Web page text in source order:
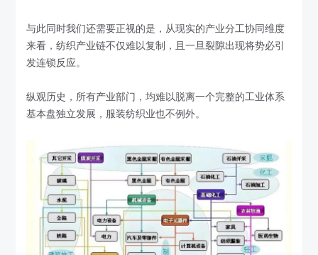
与此同时我们还需要正视的是，从现实的产业分工协同维度
来看，纺织产业链不仅难以复制，且一旦裂隙出现将势必引
发连锁反应。
纵观历史，所有产业部门，均难以脱离一个完整的工业体系
基本盘独立发展，服装纺织业也不例外。